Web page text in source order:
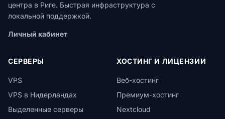
центра в Риге. Быстрая инфраструктура с
локальной поддержкой.
Личный кабинет
СЕРВЕРЫ
VPS
VPS в Нидерландах
Выделенные серверы
ХОСТИНГ И ЛИЦЕНЗИИ
Веб-хостинг
Премиум-хостинг
Nextcloud